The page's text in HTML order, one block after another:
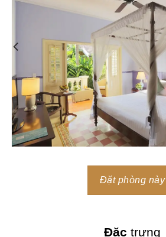
Đặt phòng này
Đặc trưng